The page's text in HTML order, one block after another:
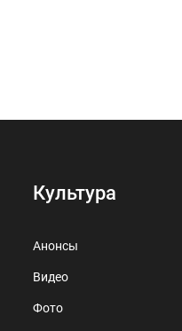
Культура
Анонсы
Видео
Фото